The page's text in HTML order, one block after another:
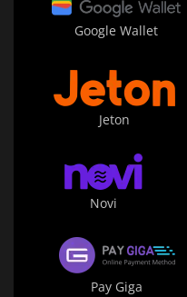
Google Wallet
Jeton
Novi
Pay Giga